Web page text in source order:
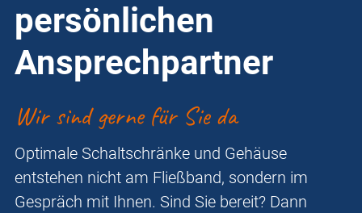
persönlichen
Ansprechpartner
Wir sind gerne für Sie da
Optimale Schaltschränke und Gehäuse
entstehen nicht am Fließband, sondern im
Gespräch mit Ihnen. Sind Sie bereit? Dann